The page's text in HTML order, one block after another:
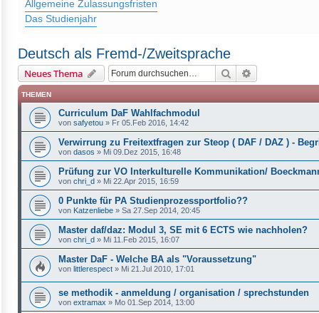
Allgemeine Zulassungsfristen
Das Studienjahr
Deutsch als Fremd-/Zweitsprache
Neues Thema Suche
THEMEN
Curriculum DaF Wahlfachmodul
von safyetou » Fr 05.Feb 2016, 14:42
Verwirrung zu Freitextfragen zur Steop ( DAF / DAZ ) -
von dasos » Mi 09.Dez 2015, 16:48
Prüfung zur VO Interkulturelle Kommunikation/
von chri_d » Mi 22.Apr 2015, 16:59
0 Punkte für PA Studienprozessportfolio??
von Katzenliebe » Sa 27.Sep 2014, 20:45
Master daf/daz: Modul 3, SE mit 6 ECTS wie nachholen?
von chri_d » Mi 11.Feb 2015, 16:07
Master DaF - Welche BA als "Voraussetzung"
von littlerespect » Mi 21.Jul 2010, 17:01
se methodik - anmeldung / organisation / sprechstunden
von extramax » Mo 01.Sep 2014, 13:00